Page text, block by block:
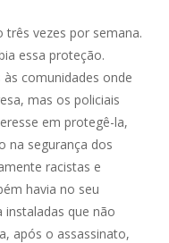
vezes por semana.
essa proteção.
comunidades onde
mas os policiais
em protegê-la,
na segurança dos
racistas e
havia no seu
instaladas que não
após o assassinato,